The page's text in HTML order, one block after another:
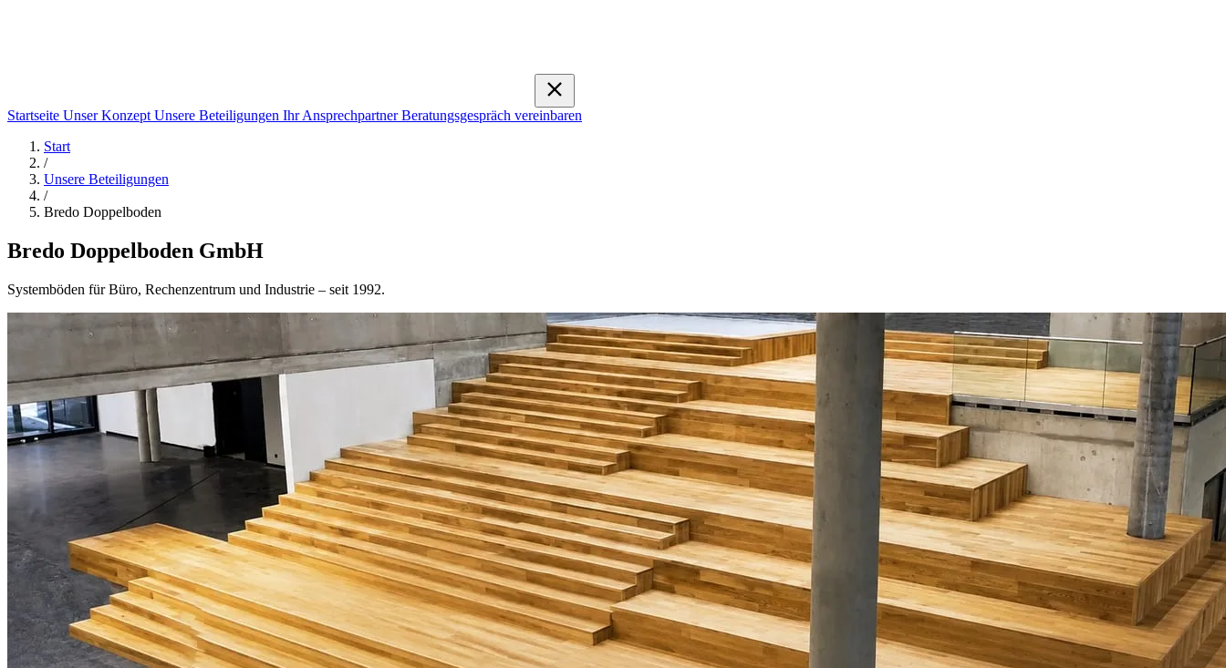
Startseite Unser Konzept Unsere Beteiligungen Ihr AnsprechpartnerBeratungsgespräch vereinbaren
Start
/
Unsere Beteiligungen
/
Bredo Doppelboden
Bredo Doppelboden GmbH
Systemböden für Büro, Rechenzentrum und Industrie – seit 1992.